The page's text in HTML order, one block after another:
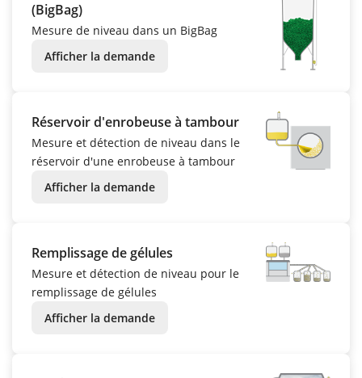
(BigBag)
Mesure de niveau dans un BigBag
Afficher la demande
Réservoir d'enrobeuse à tambour
Mesure et détection de niveau dans le
réservoir d'une enrobeuse à tambour
Afficher la demande
Remplissage de gélules
Mesure et détection de niveau pour le
remplissage de gélules
Afficher la demande